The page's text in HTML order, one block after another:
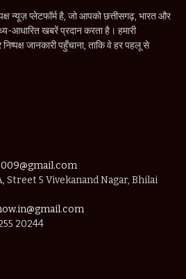
न्यूज़ प्लेटफॉर्म है, जो आपको छत्तीसगढ़, भारत और
आधारित खबरें प्रदान करता है। हमारी
जानकारी पहुँचाना, ताकि वे हर पहलू से
Street 5 Vivekanand Nagar, Bhilai
20244